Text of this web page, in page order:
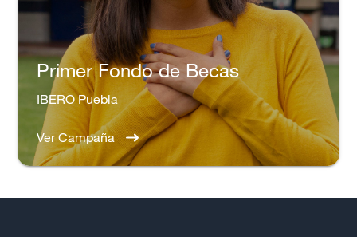
Primer Fondo de Becas
IBERO Puebla
Ver Campaña